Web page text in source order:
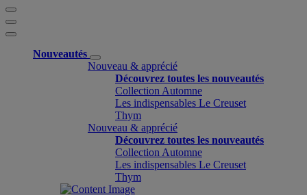
Nouveautés
Nouveau & apprécié
Découvrez toutes les nouveautés
Collection Automne
Les indispensables Le Creuset
Thym
Nouveau & apprécié
Découvrez toutes les nouveautés
Collection Automne
Les indispensables Le Creuset
Thym